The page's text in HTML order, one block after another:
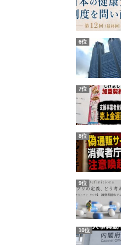
6位
7位
8位
9位
10位